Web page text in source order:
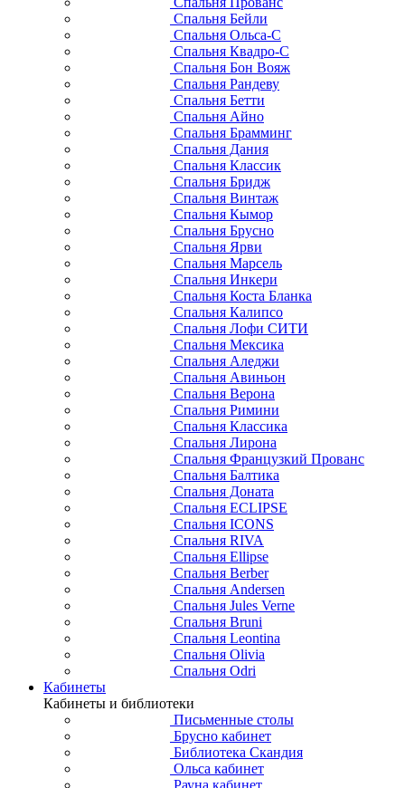
Спальня Бейли
Спальня Ольса-С
Спальня Квадро-С
Спальня Бон Вояж
Спальня Рандеву
Спальня Бетти
Спальня Айно
Спальня Брамминг
Спальня Дания
Спальня Классик
Спальня Бридж
Спальня Винтаж
Спальня Кымор
Спальня Брусно
Спальня Ярви
Спальня Марсель
Спальня Инкери
Спальня Коста Бланка
Спальня Калипсо
Спальня Лофи СИТИ
Спальня Мексика
Спальня Аледжи
Спальня Авиньон
Спальня Верона
Спальня Римини
Спальня Классика
Спальня Лирона
Спальня Французкий Прованс
Спальня Балтика
Спальня Доната
Спальня ECLIPSE
Спальня ICONS
Спальня RIVA
Спальня Ellipse
Спальня Berber
Спальня Andersen
Спальня Jules Verne
Спальня Bruni
Спальня Leontina
Спальня Olivia
Спальня Odri
Кабинеты
Кабинеты и библиотеки
Письменные столы
Брусно кабинет
Библиотека Скандия
Ольса кабинет
Рауна кабинет